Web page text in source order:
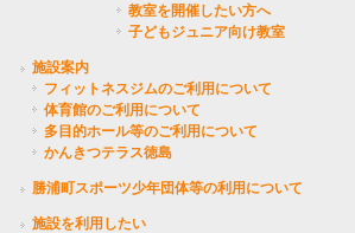
教室を開催したい方へ
子どもジュニア向け教室
施設案内
フィットネスジムのご利用について
体育館のご利用について
多目的ホール等のご利用について
かんきつテラス徳島
勝浦町スポーツ少年団体等の利用について
施設を利用したい